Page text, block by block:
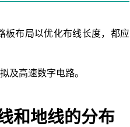
板布局以优化布线长度，都应
及高速数字电路。
和地线的分布